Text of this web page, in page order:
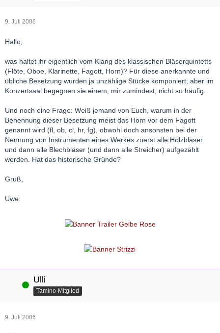
9. Juli 2006
Hallo,
was haltet ihr eigentlich vom Klang des klassischen Bläserquintetts
(Flöte, Oboe, Klarinette, Fagott, Horn)? Für diese anerkannte und
übliche Besetzung wurden ja unzählige Stücke komponiert; aber im
Konzertsaal begegnen sie einem, mir zumindest, nicht so häufig.
Und noch eine Frage: Weiß jemand von Euch, warum in der
Benennung dieser Besetzung meist das Horn vor dem Fagott
genannt wird (fl, ob, cl, hr, fg), obwohl doch ansonsten bei der
Nennung von Instrumenten eines Werkes zuerst alle Holzbläser
und dann alle Blechbläser (und dann alle Streicher) aufgezählt
werden. Hat das historische Gründe?
Gruß,
Uwe
Online Ulli
Tamino-Mitglied
9. Juli 2006